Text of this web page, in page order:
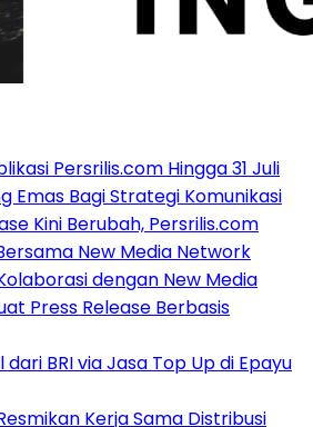
Persrilis.com Hingga 31 Juli
Emas Bagi Strategi Komunikasi
Kini Berubah, Persrilis.com
New Media Network
dengan New Media
Press Release Berbasis
dari BRI via Jasa Top Up di Epayu
Kerja Sama Distribusi